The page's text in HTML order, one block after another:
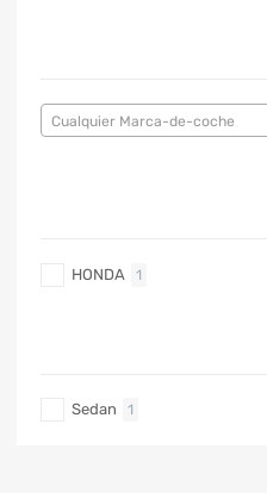
Cualquier Marca-de-coche
HONDA 1
Sedan 1